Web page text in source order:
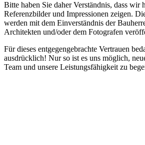
Bitte haben Sie daher Verständnis, dass wir
Referenzbilder und Impressionen zeigen.
werden mit dem Einverständnis der
Architekten und/oder dem Fotografen
Für dieses entgegengebrachte Vertrauen
ausdrücklich! Nur so ist es uns möglich,
Team und unsere Leistungsfähigkeit zu